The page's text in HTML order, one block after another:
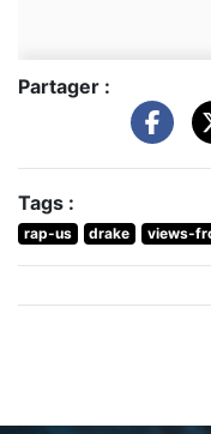
Partager :
Tags :
rap-us drake views-